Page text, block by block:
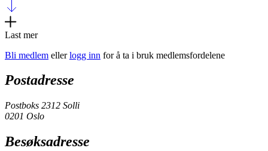
Last mer
Bli medlem ellerlogg inn for å ta i bruk medlemsfordelene
Postadresse
Postboks 2312 Solli
0201 Oslo
Besøksadresse